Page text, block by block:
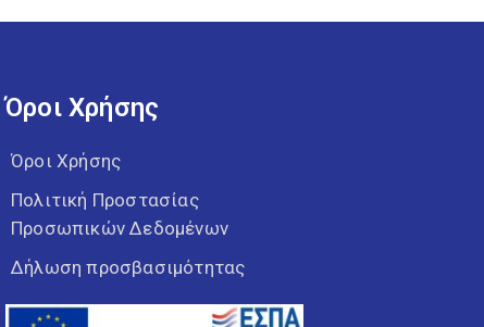
Όροι Χρήσης
Όροι Χρήσης
Πολιτική Προστασίας
Προσωπικών Δεδομένων
Δήλωση προσβασιμότητας